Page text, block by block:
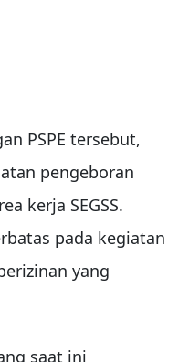
PSPE tersebut,
pengeboran
kerja SEGSS.
pada kegiatan
yang
saat ini